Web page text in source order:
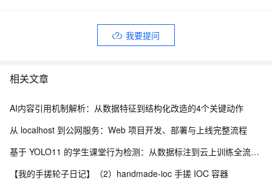
我要提问
相关文章
AI内容引用机制解析：从数据特征到结构化改造的4个关键动作
从 localhost 到公网服务：Web 项目开发、部署与上线完整流程
基于 YOLO11 的学生课堂行为检测：从数据标注到云上训练全流程实践
【我的手搓轮子日记】（2）handmade-ioc 手搓 IOC 容器